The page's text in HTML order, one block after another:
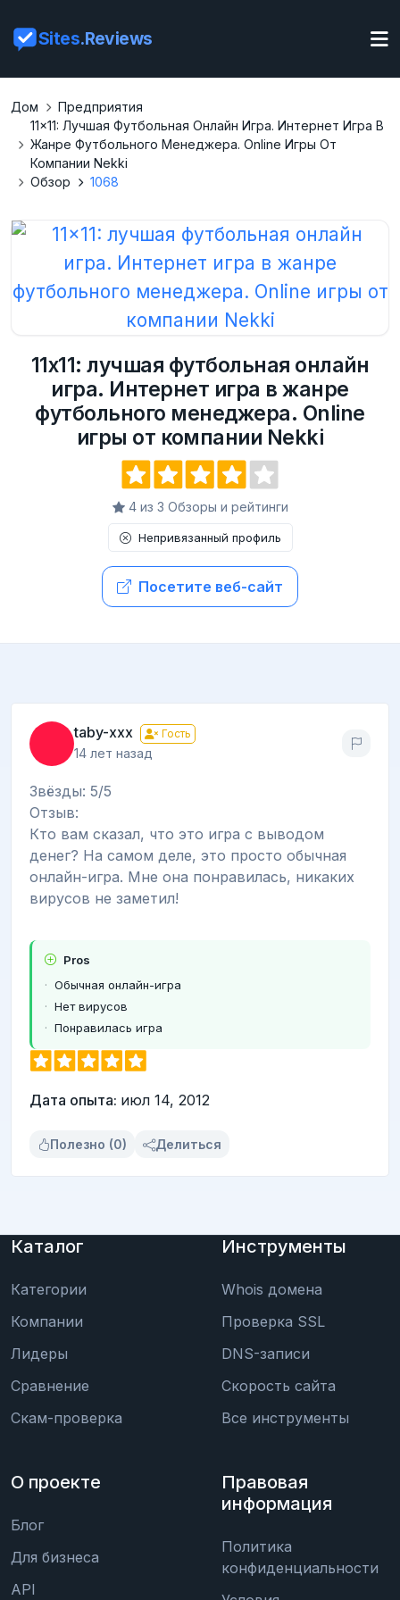
Sites.Reviews
Дом
Предприятия
11x11: Лучшая Футбольная Онлайн Игра. Интернет Игра В
Жанре Футбольного Менеджера. Online Игры От
Компании Nekki
Обзор
1068
11x11: лучшая футбольная онлайн
игра. Интернет игра в жанре
футбольного менеджера. Online
игры от компании Nekki
4 из 3 Обзоры и рейтинги
Непривязанный профиль
Посетите веб-сайт
taby-xxx Гость
14 лет назад
Звёзды: 5/5
Отзыв:
Кто вам сказал, что это игра с выводом
денег? На самом деле, это просто обычная
онлайн-игра. Мне она понравилась, никаких
вирусов не заметил!
Pros
Обычная онлайн-игра
Нет вирусов
Понравилась игра
Дата опыта: июл 14, 2012
Полезно (0) Делиться
Каталог
Категории
Компании
Лидеры
Сравнение
Скам-проверка
Инструменты
Whois домена
Проверка SSL
DNS-записи
Скорость сайта
Все инструменты
О проекте
Блог
Для бизнеса
API
Правовая
информация
Политика
конфиденциальности